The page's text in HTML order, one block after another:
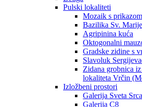
Pulski lokaliteti
Mozaik s
Bazilika Sv.
Agripinina kuća
Oktogonalni
Gradske zidine s
Slavoluk
Zidana grobnica
lokaliteta Vrčin
Izložbeni prostori
Galerija Sveta Srca
Galerija C8